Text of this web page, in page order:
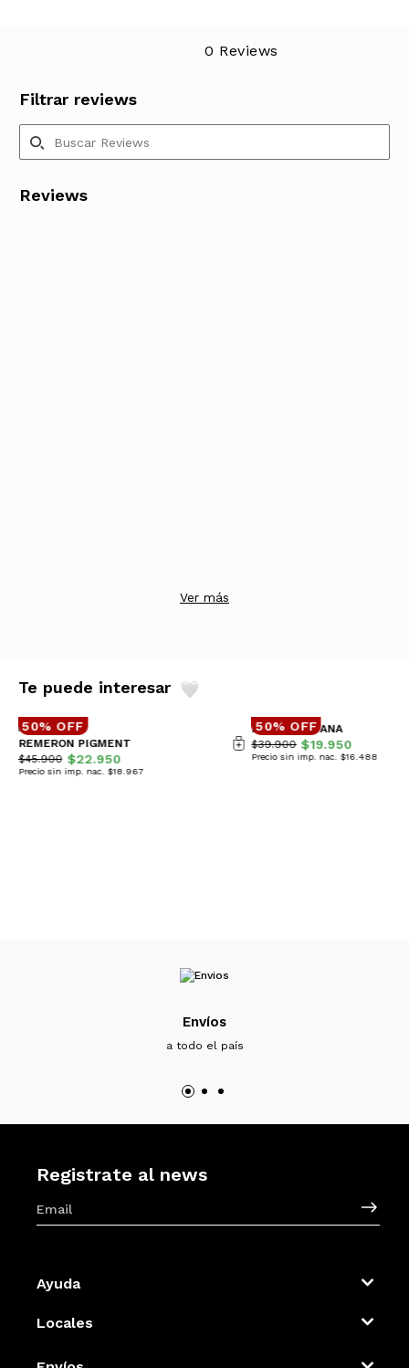
Filtrar reviews
0 Reviews
Reviews
Ver más
Te puede interesar
50% OFF
REMERON PIGMENT
$45.900 $22.950
Precio sin imp. nac. $18.967
50% OFF
REMERA AITANA
$39.900 $19.950
Precio sin imp. nac. $16.488
Envíos
a todo el país
Registrate al news
Ayuda
Locales